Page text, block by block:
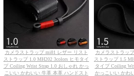
カメラストラップ mi81 レザー リスト
ストラップ 1.0 MH202 3colors ヒモタイ
プ Coiling Wrist Strap 1.0 おしゃれ かっ
こいい かわいい 牛革 本革 ハンドスト
カメラストラッ
ストラップ 1.5
タイプ Coiling
かっこいい かわ